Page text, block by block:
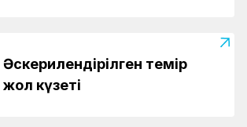
Әскерилендірілген темір
жол күзеті